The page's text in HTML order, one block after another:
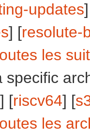
updates
] [resolute-
les
specific
] [riscv64] [
les